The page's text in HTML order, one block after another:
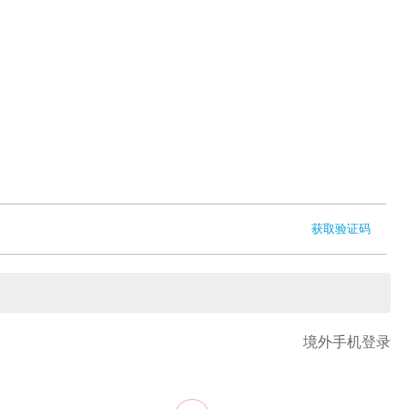
获取验证码
境外手机登录